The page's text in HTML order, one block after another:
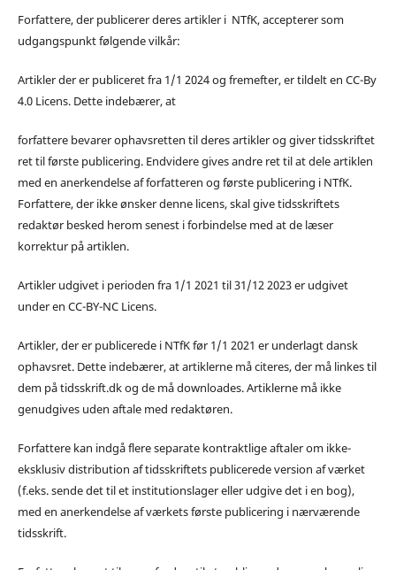
Forfattere, der publicerer deres artikler i NTfK, accepterer som
udgangspunkt følgende vilkår:
Artikler der er publiceret fra 1/1 2024 og fremefter, er tildelt en CC-By
4.0 Licens. Dette indebærer, at
forfattere bevarer ophavsretten til deres artikler og giver tidsskriftet
ret til første publicering. Endvidere gives andre ret til at dele artiklen
med en anerkendelse af forfatteren og første publicering i NTfK.
Forfattere, der ikke ønsker denne licens, skal give tidsskriftets
redaktør besked herom senest i forbindelse med at de læser
korrektur på artiklen.
Artikler udgivet i perioden fra 1/1 2021 til 31/12 2023 er udgivet
under en CC-BY-NC Licens.
Artikler, der er publicerede i NTfK før 1/1 2021 er underlagt dansk
ophavsret. Dette indebærer, at artiklerne må citeres, der må linkes til
dem på tidsskrift.dk og de må downloades. Artiklerne må ikke
genudgives uden aftale med redaktøren.
Forfattere kan indgå flere separate kontraktlige aftaler om ikke-
eksklusiv distribution af tidsskriftets publicerede version af værket
(f.eks. sende det til et institutionslager eller udgive det i en bog),
med en anerkendelse af værkets første publicering i nærværende
tidsskrift.